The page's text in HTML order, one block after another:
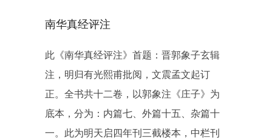
南华真经评注
此《南华真经评注》首题：晋郭象子玄辑
注，明归有光熙甫批阅，文震孟文起订
正。全书共十二卷，以郭象注《庄子》为
底本，分为：内篇七、外篇十五、杂篇十
一。此为明天启四年刊三截楼本，中栏刊